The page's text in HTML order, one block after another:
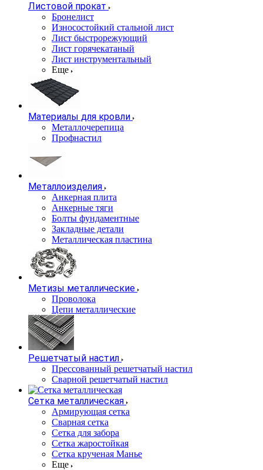
Листовой прокат
Бронелист
Износостойкий стальной лист
Лист быстрорежующий
Лист горячекатаный
Лист инструментальный
Еще
Материалы для кровли
Металлочерепица
Профнастил
Металлоизделия
Анкерная плита
Анкерные тяги
Болты фундаментные
Закладные детали
Металлическая пластина
Метизы металлические
Проволока
Цепи металлические
Решетчатый настил
Прессованный решетчатый настил
Сварной решетчатый настил
Сетка металлическая
Армирующая сетка
Сварная сетка
Сетка для забора
Сетка жаростойкая
Сетка крученая Манье
Еще